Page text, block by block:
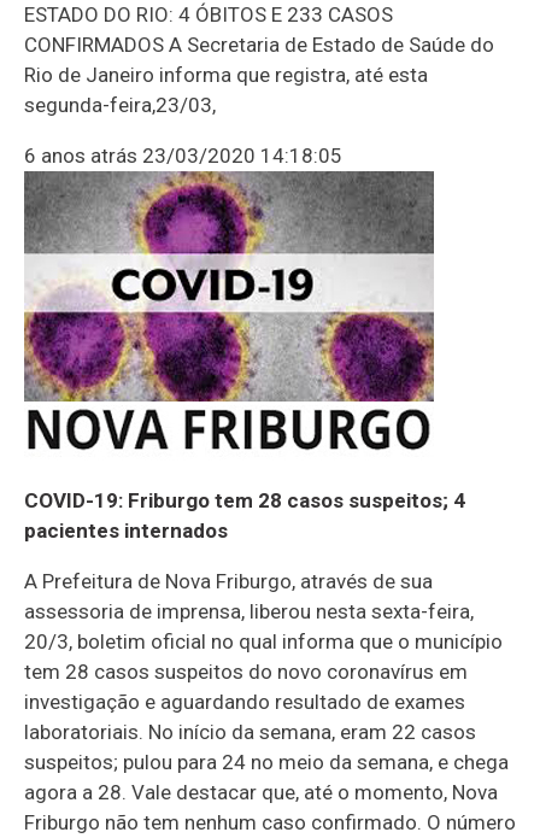
ESTADO DO RIO: 4 ÓBITOS E 233 CASOS
CONFIRMADOS A Secretaria de Estado de Saúde do
Rio de Janeiro informa que registra, até esta
segunda-feira,23/03,
6 anos atrás 23/03/2020 14:18:05
COVID-19: Friburgo tem 28 casos suspeitos; 4
pacientes internados
A Prefeitura de Nova Friburgo, através de sua
assessoria de imprensa, liberou nesta sexta-feira,
20/3, boletim oficial no qual informa que o município
tem 28 casos suspeitos do novo coronavírus em
investigação e aguardando resultado de exames
laboratoriais. No início da semana, eram 22 casos
suspeitos; pulou para 24 no meio da semana, e chega
agora a 28. Vale destacar que, até o momento, Nova
Friburgo não tem nenhum caso confirmado. O número